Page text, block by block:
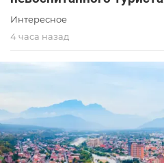
Интересное
4 часа назад